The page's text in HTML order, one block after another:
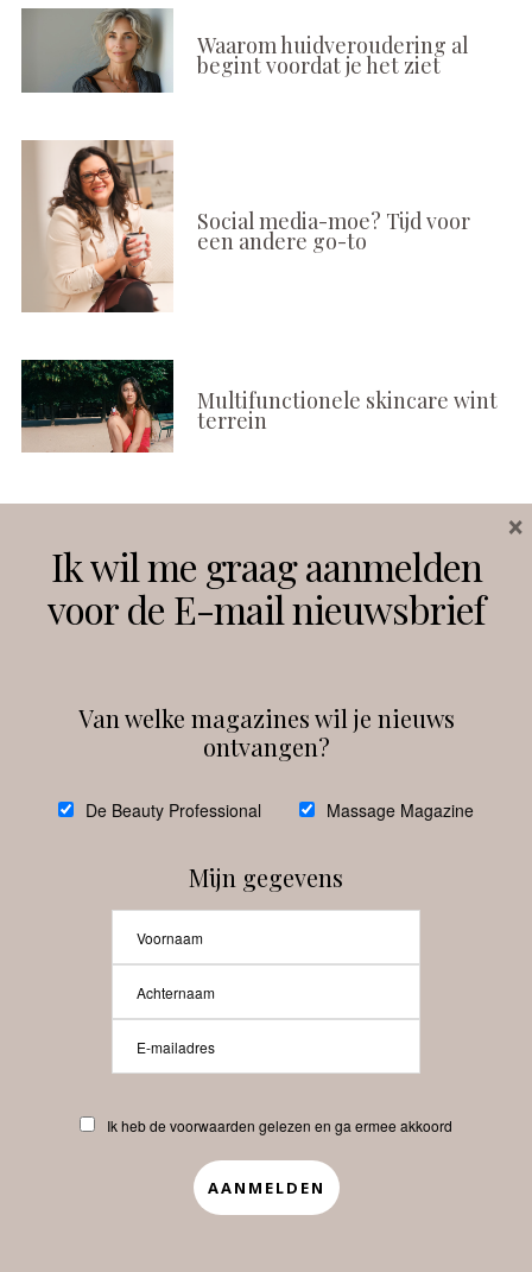
Waarom huidveroudering al
begint voordat je het ziet
Social media-moe? Tijd voor
een andere go-to
Multifunctionele skincare wint
terrein
Instagram Facebook
debeautyprofessional
Beauty-Pro.nl
Abonneren Contact
APP
Ik wil me graag aanmelden
voor de E-mail nieuwsbrief
Van welke magazines wil je nieuws
ontvangen?
De Beauty Professional Massage Magazine
Mijn gegevens
Ik heb de voorwaarden gelezen en ga ermee akkoord
×